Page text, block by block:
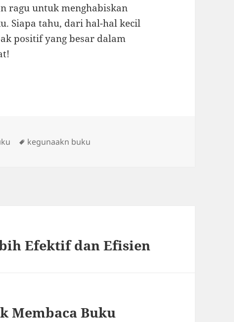
ragu untuk menghabiskan
Siapa tahu, dari hal-hal kecil
positif yang besar dalam
Tags
kegunaakn buku
Efektif dan Efisien
Membaca Buku